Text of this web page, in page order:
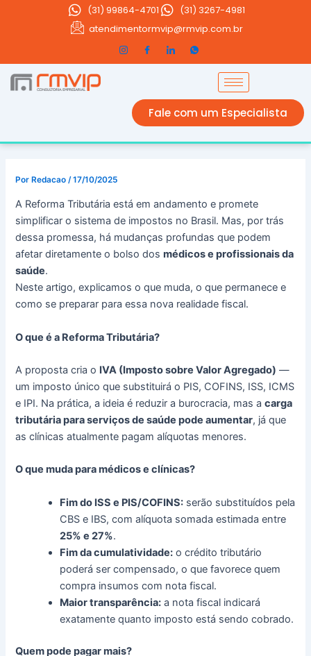
(31) 99864-4701
(31) 3267-4981
atendimentormvip@rmvip.com.br
Fale com um Especialista
PorRedacao /17/10/2025
A Reforma Tributária está em andamento e promete
simplificar o sistema de impostos no Brasil. Mas, por trás
dessa promessa, há mudanças profundas que podem
afetar diretamente o bolso dosmédicos e profissionais da
saúde.
Neste artigo, explicamos o que muda, o que permanece e
como se preparar para essa nova realidade fiscal.
O que é a Reforma Tributária?
A proposta cria o IVA (Imposto sobre Valor Agregado) —
um imposto único que substituirá o PIS, COFINS, ISS, ICMS
e IPI. Na prática, a ideia é reduzir a burocracia, mas acarga
tributária para serviços de saúde pode aumentar, já que
as clínicas atualmente pagam alíquotas menores.
O que muda para médicos e clínicas?
Fim do ISS e PIS/COFINS: serão substituídos pela
CBS e IBS, com alíquota somada estimada entre
25% e 27%.
Fim da cumulatividade: o crédito tributário
poderá ser compensado, o que favorece quem
compra insumos com nota fiscal.
Maior transparência: a nota fiscal indicará
exatamente quanto imposto está sendo cobrado.
Quem pode pagar mais?